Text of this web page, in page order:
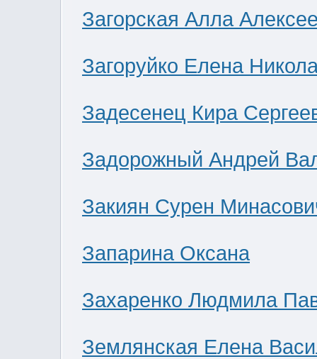
Загорская Алла
Загоруйко Елена
Задесенец Кира
Задорожный Андрей
Закиян Сурен
Запарина Оксана
Захаренко Людмила
Землянская Елена